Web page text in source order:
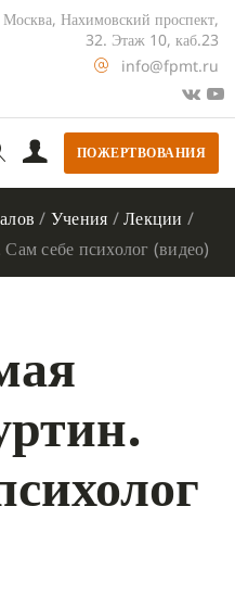
Москва, Нахимовский проспект,
32. Этаж 10, каб.23
info@fpmt.ru
ПОЖЕРТВОВАНИЯ
/ Учения /Лекции /
себе психолог (видео)